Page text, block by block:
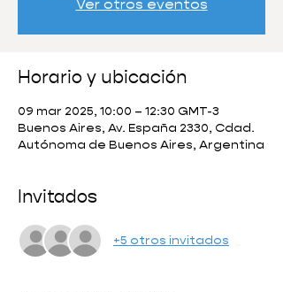
Ver otros eventos
Horario y ubicación
09 mar 2025, 10:00 – 12:30 GMT-3
Buenos Aires, Av. España 2330, Cdad.
Autónoma de Buenos Aires, Argentina
Invitados
+5 otros invitados